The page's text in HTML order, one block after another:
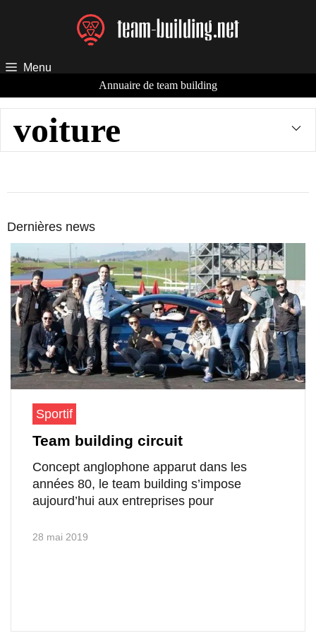
Menu
Annuaire de team building
voiture
Dernières news
Sportif
Team building circuit
Concept anglophone apparut dans les
années 80, le team building s’impose
aujourd’hui aux entreprises pour
28 mai 2019